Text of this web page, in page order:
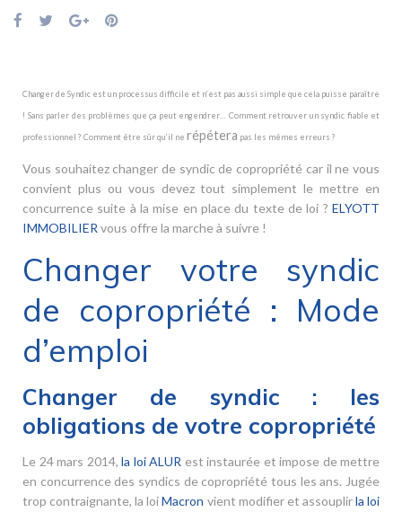
Changer de Syndic est un processus difficile et n’est pas aussi simple que cela puisse paraître
! Sans parler des problèmes que ça peut engendrer… Comment retrouver un syndic fiable et
professionnel ? Comment être sûr qu’il ne répétera pas les mêmes erreurs ?
Vous souhaitez changer de syndic de copropriété car il ne vous
convient plus ou vous devez tout simplement le mettre en
concurrence suite à la mise en place du texte de loi ? ELYOTT
IMMOBILIER vous offre la marche à suivre !
Changer votre syndic
de copropriété : Mode
d’emploi
Changer de syndic : les
obligations de votre copropriété
Le 24 mars 2014, la loi ALUR est instaurée et impose de mettre
en concurrence des syndics de copropriété tous les ans. Jugée
trop contraignante, la loiMacron vient modifier et assouplirla loi